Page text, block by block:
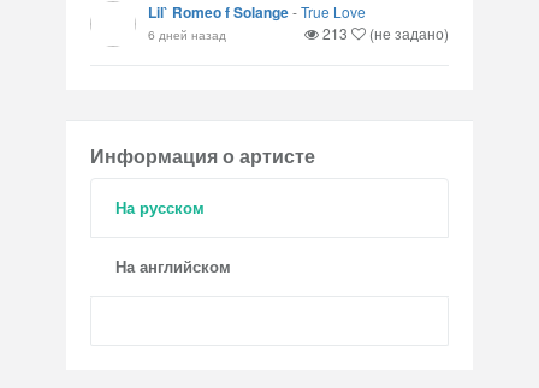
Lil` Romeo f Solange-True Love
6 дней назад 213 (не задано)
Информация о артисте
На русском
На английском